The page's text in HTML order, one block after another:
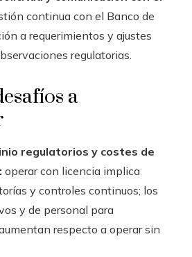
continua con el Banco de
a requerimientos y ajustes
regulatorias.
a
regulatorios y costes de
operar con licencia implica
y controles continuos; los
y de personal para
respecto a operar sin